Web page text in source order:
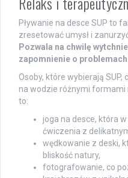
Pływanie na desce SUP to
zresetować umysł i
Pozwala na chwilę
zapomnienie o
Osoby, które wybierają
na wodzie różnymi formami
to:
joga na desce, która
ćwiczenia z
wędkowanie z deski,
bliskość natury,
fotografowanie, co